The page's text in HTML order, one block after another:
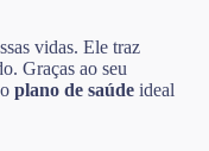
vidas. Ele traz
Graças ao seu
plano de saúde ideal